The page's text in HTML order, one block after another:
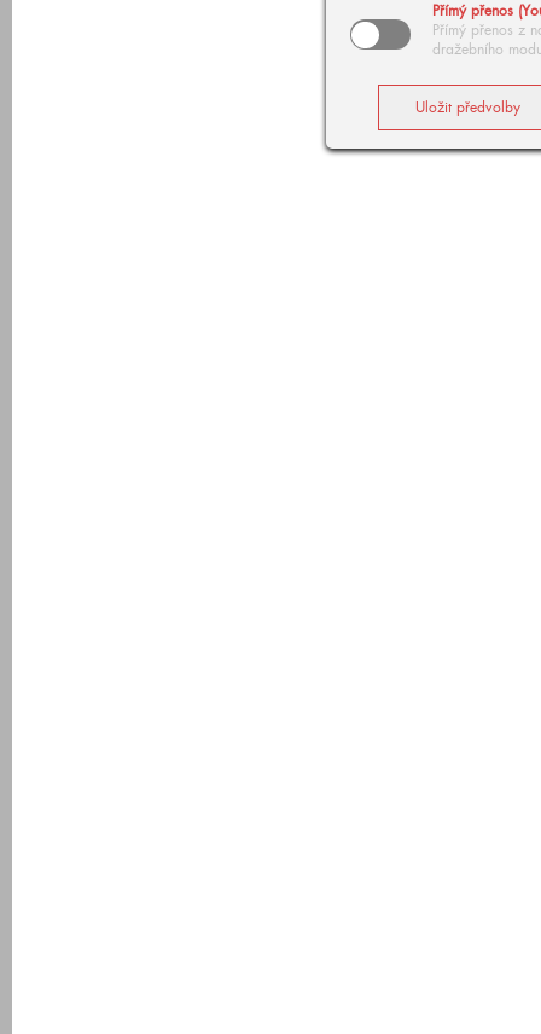
Přímý přenos
Přímý přenos z
dražebního